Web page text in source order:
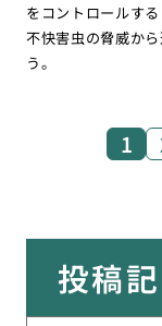
をコントロールす
不快害虫の脅威か
う。
1
投稿